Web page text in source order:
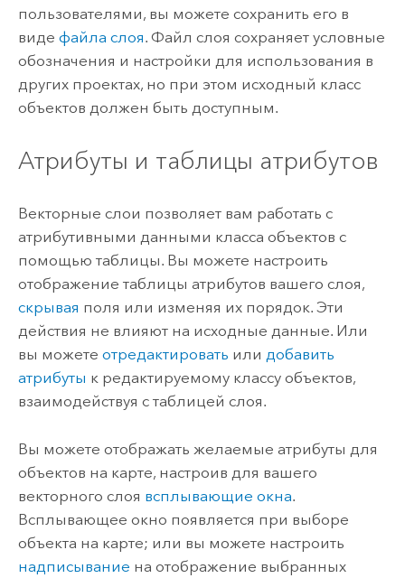
пользователями, вы можете сохранить его в
виде файла слоя. Файл слоя сохраняет условные
обозначения и настройки для использования в
других проектах, но при этом исходный класс
объектов должен быть доступным.
Атрибуты и таблицы атрибутов
Векторные слои позволяет вам работать с
атрибутивными данными класса объектов с
помощью таблицы. Вы можете настроить
отображение таблицы атрибутов вашего слоя,
скрывая поля или изменяя их порядок. Эти
действия не влияют на исходные данные. Или
вы можете отредактировать или добавить
атрибуты к редактируемому классу объектов,
взаимодействуя с таблицей слоя.
Вы можете отображать желаемые атрибуты для
объектов на карте, настроив для вашего
векторного слоя всплывающие окна.
Всплывающее окно появляется при выборе
объекта на карте; или вы можете настроить
надписывание на отображение выбранных